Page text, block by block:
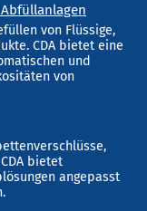
von Flüssige,
CDA bietet eine
und
von
bietet
angepasst